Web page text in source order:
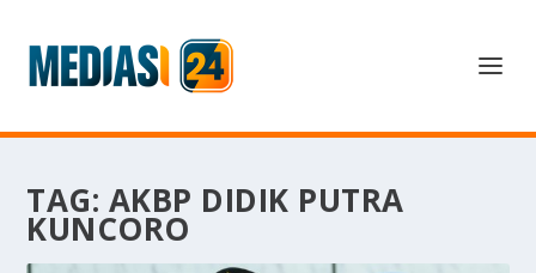
TAG: AKBP DIDIK PUTRA
KUNCORO